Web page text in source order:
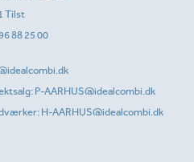
Tilst
88 25 00
P-AARHUS@idealcombi.dk
H-AARHUS@idealcombi.dk